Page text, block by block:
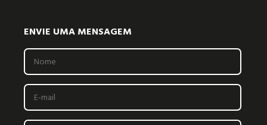
ENVIE UMA MENSAGEM